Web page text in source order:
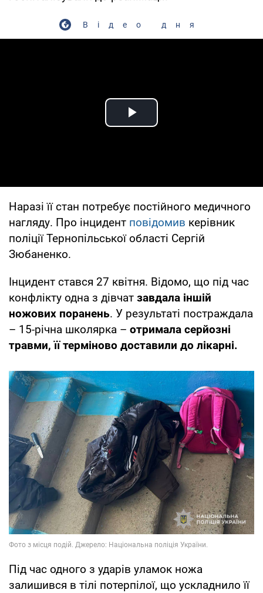
Відео дня
Play Video
Наразі її стан потребує постійного медичного
нагляду. Про інцидент повідомив керівник
поліції Тернопільської області Сергій
Зюбаненко.
Інцидент стався 27 квітня. Відомо, що під час
конфлікту одна з дівчат завдала іншій
ножових поранень. У результаті постраждала
– 15-річна школярка – отримала серйозні
травми, її терміново доставили до лікарні.
Під час одного з ударів уламок ножа
залишився в тілі потерпілої, що ускладнило її